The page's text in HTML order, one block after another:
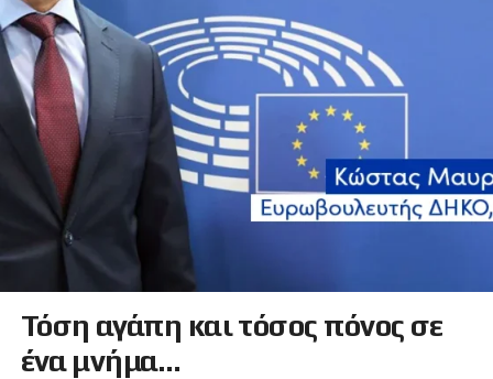
Τόση αγάπη και τόσος πόνος σε
ένα μνήμα…